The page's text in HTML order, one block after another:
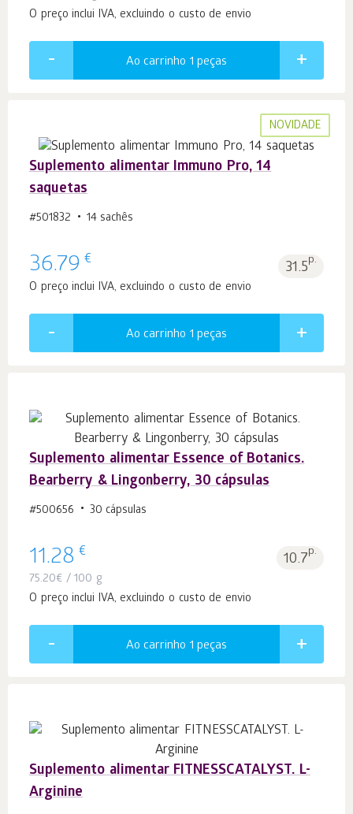
O preço inclui IVA, excluindo o custo de envio
Ao carrinho 1 peças
NOVIDADE
Suplemento alimentar Immuno Pro, 14
saquetas
#501832 14 sachês
36.79 € 31.5p.
O preço inclui IVA, excluindo o custo de envio
Ao carrinho 1 peças
Suplemento alimentar Essence of Botanics.
Bearberry & Lingonberry, 30 cápsulas
#500656 30 cápsulas
11.28 € 10.7p.
75.20€ / 100 g
O preço inclui IVA, excluindo o custo de envio
Ao carrinho 1 peças
Suplemento alimentar FITNESSCATALYST. L-
Arginine